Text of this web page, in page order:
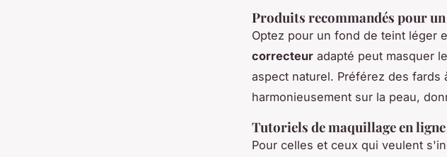
Produits recommandés pour
Optez pour un fond de teint léger
correcteur adapté peut masquer
aspect naturel. Préférez des
harmonieusement sur la peau,
Tutoriels de maquillage en ligne
Pour celles et ceux qui veulent